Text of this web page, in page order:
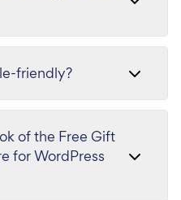
friendly?
of the Free Gift
for WordPress